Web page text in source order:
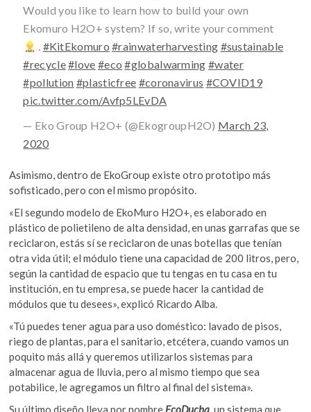
Would you like to learn how to build your own
Ekomuro H2O+ system? If so, write your comment
. #KitEkomuro #rainwaterharvesting #sustainable
#recycle#love #eco #globalwarming #water
#pollution #plasticfree #coronavirus #COVID19
pic.twitter.com/Avfp5LEvDA
— Eko Group H2O+ (@EkogroupH2O) March 23,
2020
Asimismo, dentro de EkoGroup existe otro prototipo más
sofisticado, pero con el mismo propósito.
«El segundo modelo de EkoMuro H2O+, es elaborado en
plástico de polietileno de alta densidad, en unas garrafas que se
reciclaron, estás sí se reciclaron de unas botellas que tenían
otra vida útil; el módulo tiene una capacidad de 200 litros, pero,
según la cantidad de espacio que tu tengas en tu casa en tu
institución, en tu empresa, se puede hacer la cantidad de
módulos que tu desees», explicó Ricardo Alba.
«Tú puedes tener agua para uso doméstico: lavado de pisos,
riego de plantas, para el sanitario, etcétera, cuando vamos un
poquito más allá y queremos utilizarlos sistemas para
almacenar agua de lluvia, pero al mismo tiempo que sea
potabilice, le agregamos un filtro al final del sistema».
Su último diseño lleva por nombre EcoDucha un sistema que